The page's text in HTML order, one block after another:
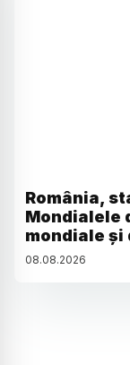
România,
Mondialele
mondiale și
08.08.2026